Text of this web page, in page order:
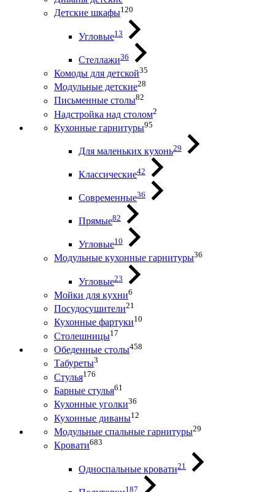
Детские шкафы120
Угловые13
Стеллажи36
Комоды для детской35
Модульные детские28
Письменные столы82
Надстройка над столом2
Кухонные гарнитуры95
Для маленьких кухонь29
Классические42
Современные36
Прямые82
Угловые10
Модульные кухонные гарнитуры36
Угловые23
Мойки для кухни6
Посудосушители21
Кухонные фартуки10
Столешницы17
Обеденные столы458
Табуреты3
Стулья176
Барные стулья61
Кухонные уголки36
Кухонные диваны12
Модульные спальные гарнитуры29
Кровати683
Односпальные кровати21
187